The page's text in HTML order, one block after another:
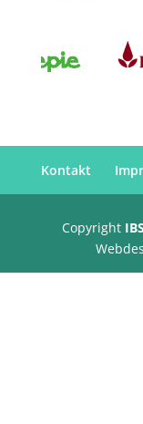
Kontakt
Copyright